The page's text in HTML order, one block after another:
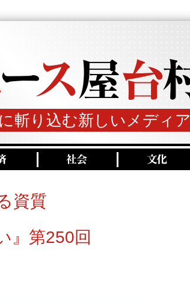
斬り込む新しいメディア
資質
』第250回